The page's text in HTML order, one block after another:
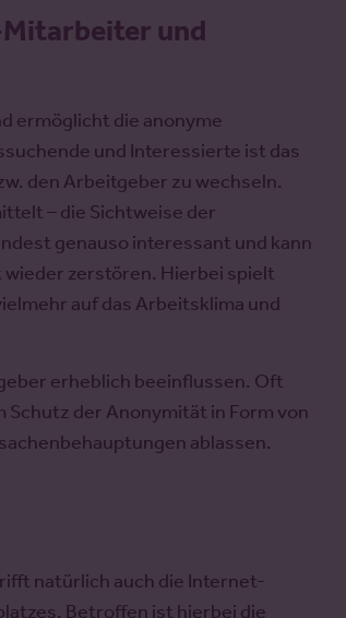
und
ermöglicht die anonyme
und Interessierte ist das
den Arbeitgeber zu wechseln.
– die Sichtweise der
genauso interessant und kann
zerstören. Hierbei spielt
auf das Arbeitsklima und
erheblich beeinflussen. Oft
Schutz der Anonymität in Form von
ablassen.
natürlich auch die Internet-
Betroffen ist hierbei die